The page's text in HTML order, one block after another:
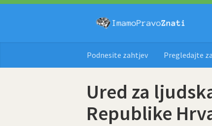
Podnesite zahtjev Pregledajte
Ured za
Republike